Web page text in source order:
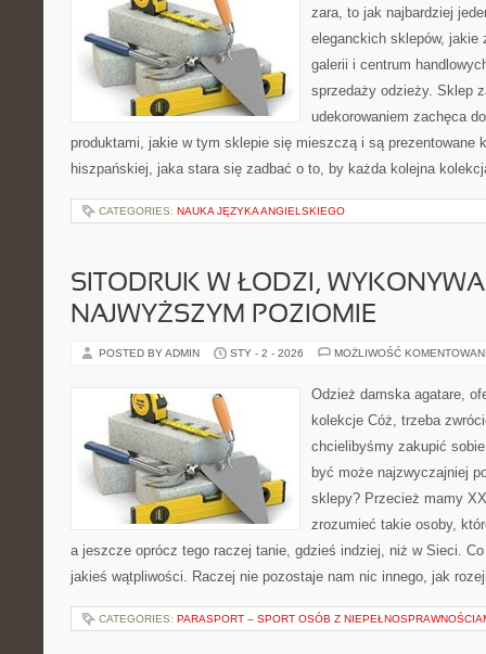
zara, to jak najbardziej
eleganckich sklepów, jakie
galerii i centrum
sprzedaży odzieży. Sklep
udekorowaniem zachęca
produktami, jakie w tym sklepie się mieszczą i są prezentowane
hiszpańskiej, jaka stara się zadbać o to, by każda kolejna
CATEGORIES: NAUKA JĘZYKA ANGIELSKIEGO
SITODRUK W ŁODZI,
NAJWYŻSZYM POZIOMIE
POSTED BY ADMIN STY - 2 - 2026 MOŻLIWOŚĆ
Odzież damska agatare,
kolekcje Cóż, trzeba
chcielibyśmy zakupić
być może najzwyczajniej
sklepy? Przecież mamy
zrozumieć takie osoby,
a jeszcze oprócz tego raczej tanie, gdzieś indziej, niż w Sieci.
jakieś wątpliwości. Raczej nie pozostaje nam nic innego, jak
CATEGORIES: PARASPORT – SPORT OSÓB Z